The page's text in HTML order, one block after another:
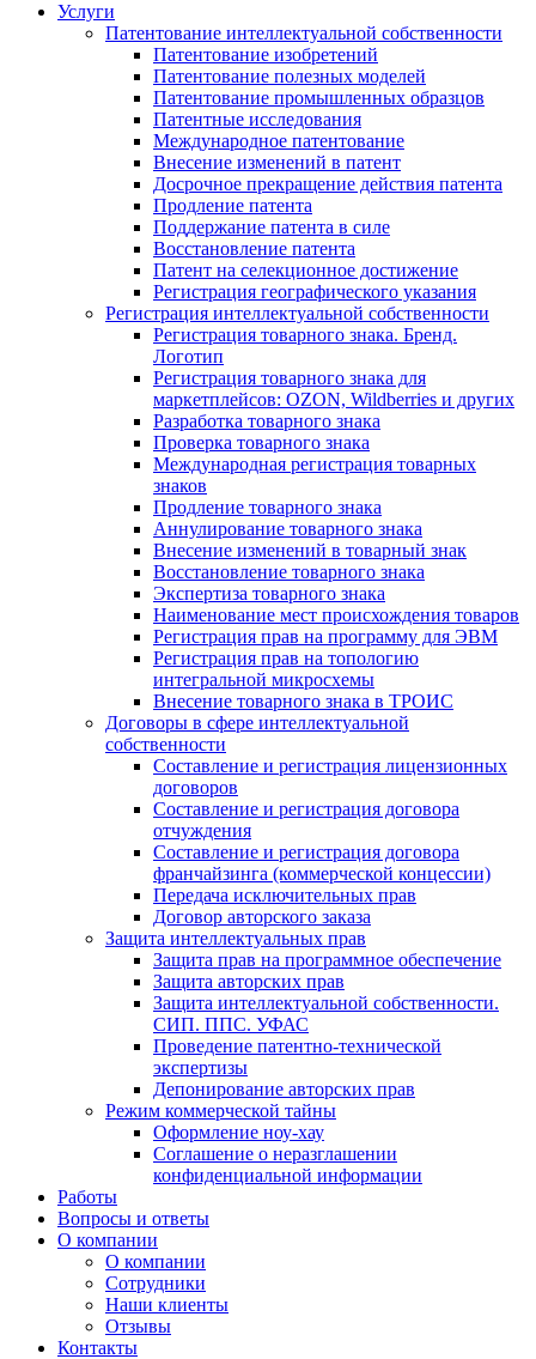
Услуги
Патентование интеллектуальной собственности
Патентование изобретений
Патентование полезных моделей
Патентование промышленных образцов
Патентные исследования
Международное патентование
Внесение изменений в патент
Досрочное прекращение действия патента
Продление патента
Поддержание патента в силе
Восстановление патента
Патент на селекционное достижение
Регистрация географического указания
Регистрация интеллектуальной собственности
Регистрация товарного знака. Бренд.
Логотип
Регистрация товарного знака для
маркетплейсов: OZON, Wildberries и других
Разработка товарного знака
Проверка товарного знака
Международная регистрация товарных
знаков
Продление товарного знака
Аннулирование товарного знака
Внесение изменений в товарный знак
Восстановление товарного знака
Экспертиза товарного знака
Наименование мест происхождения товаров
Регистрация прав на программу для ЭВМ
Регистрация прав на топологию
интегральной микросхемы
Внесение товарного знака в ТРОИС
Договоры в сфере интеллектуальной
собственности
Составление и регистрация лицензионных
договоров
Составление и регистрация договора
отчуждения
Составление и регистрация договора
франчайзинга (коммерческой концессии)
Передача исключительных прав
Договор авторского заказа
Защита интеллектуальных прав
Защита прав на программное обеспечение
Защита авторских прав
Защита интеллектуальной собственности.
СИП. ППС. УФАС
Проведение патентно-технической
экспертизы
Депонирование авторских прав
Режим коммерческой тайны
Оформление ноу-хау
Соглашение о неразглашении
конфиденциальной информации
Работы
Вопросы и ответы
О компании
О компании
Сотрудники
Наши клиенты
Отзывы
Контакты